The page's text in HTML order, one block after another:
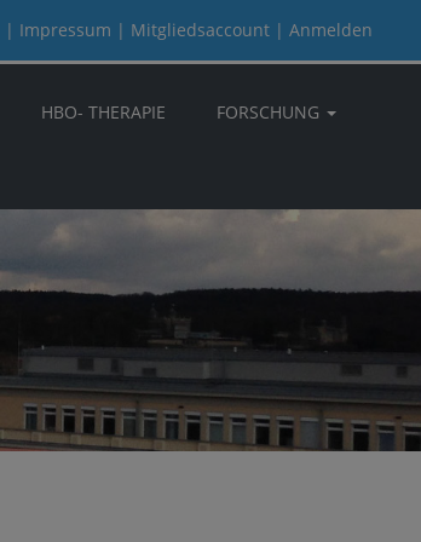
| Impressum | Mitgliedsaccount | Anmelden
HBO- THERAPIE FORSCHUNG